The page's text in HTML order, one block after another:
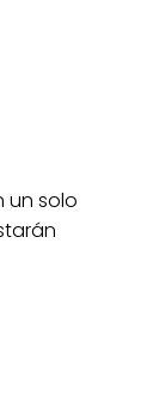
un solo